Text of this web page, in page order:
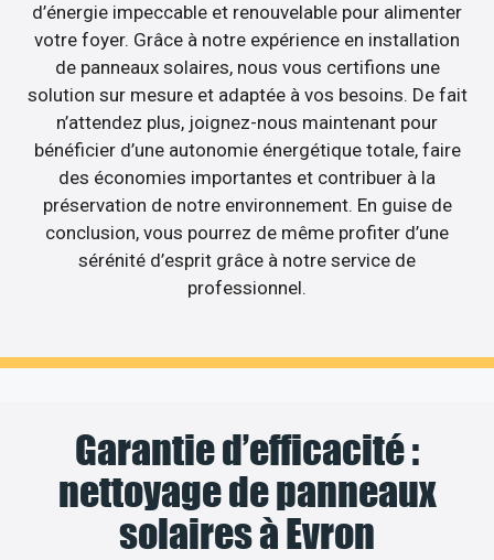
d’énergie impeccable et renouvelable pour alimenter
votre foyer. Grâce à notre expérience en installation
de panneaux solaires, nous vous certifions une
solution sur mesure et adaptée à vos besoins. De fait
n’attendez plus, joignez-nous maintenant pour
bénéficier d’une autonomie énergétique totale, faire
des économies importantes et contribuer à la
préservation de notre environnement. En guise de
conclusion, vous pourrez de même profiter d’une
sérénité d’esprit grâce à notre service de
professionnel.
Garantie d’efficacité :
nettoyage de panneaux
solaires à Evron